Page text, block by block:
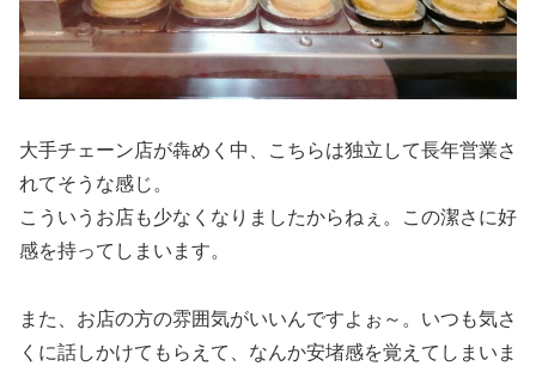
大手チェーン店が犇めく中、こちらは独立して長年営業さ
れてそうな感じ。
こういうお店も少なくなりましたからねぇ。この潔さに好
感を持ってしまいます。
また、お店の方の雰囲気がいいんですよぉ～。いつも気さ
くに話しかけてもらえて、なんか安堵感を覚えてしまいま